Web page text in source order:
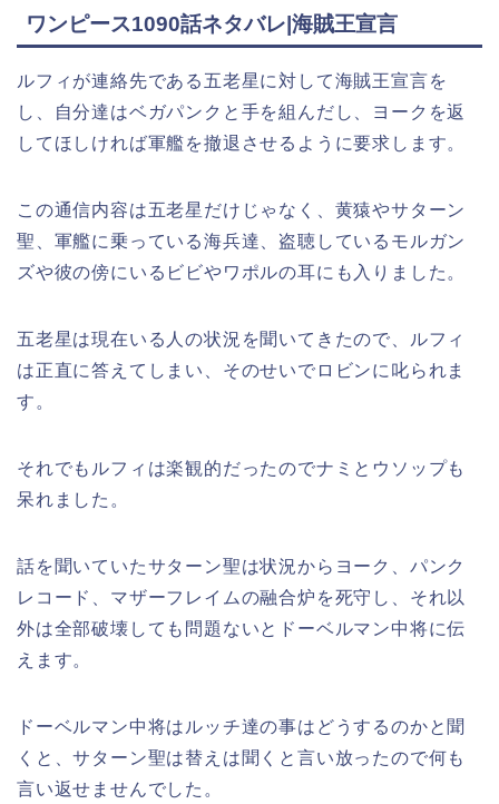
ワンピース1090話ネタバレ|海賊王宣言
ルフィが連絡先である五老星に対して海賊王宣言を
し、自分達はベガパンクと手を組んだし、ヨークを返
してほしければ軍艦を撤退させるように要求します。
この通信内容は五老星だけじゃなく、黄猿やサターン
聖、軍艦に乗っている海兵達、盗聴しているモルガン
ズや彼の傍にいるビビやワポルの耳にも入りました。
五老星は現在いる人の状況を聞いてきたので、ルフィ
は正直に答えてしまい、そのせいでロビンに叱られま
す。
それでもルフィは楽観的だったのでナミとウソップも
呆れました。
話を聞いていたサターン聖は状況からヨーク、パンク
レコード、マザーフレイムの融合炉を死守し、それ以
外は全部破壊しても問題ないとドーベルマン中将に伝
えます。
ドーベルマン中将はルッチ達の事はどうするのかと聞
くと、サターン聖は替えは聞くと言い放ったので何も
言い返せませんでした。